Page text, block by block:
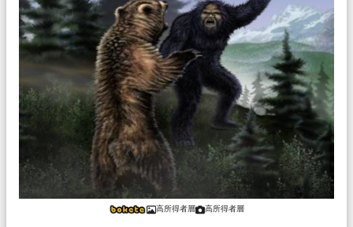
高所得者層 高所得者層